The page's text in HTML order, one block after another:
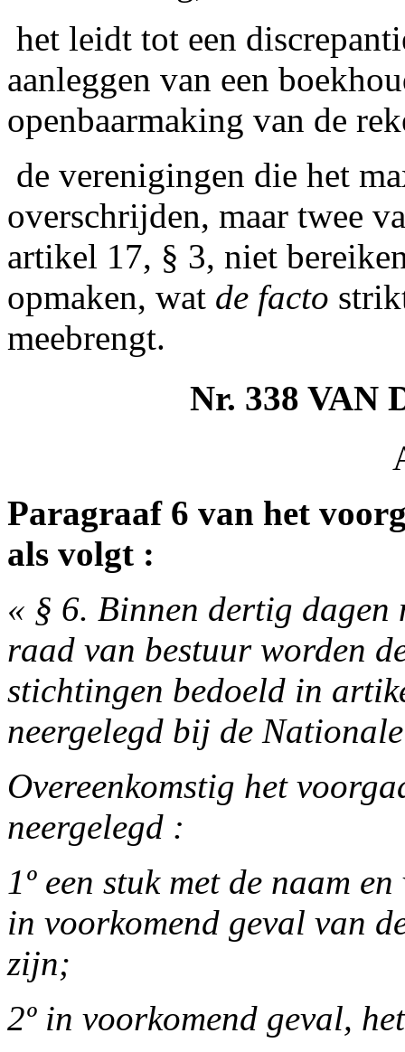
het leidt tot een
aanleggen van een
openbaarmaking van de
de verenigingen die het
overschrijden, maar twee
artikel 17, § 3, niet
opmaken, wat de facto
meebrengt.
Nr. 338 VAN
Paragraaf 6 van het
als volgt :
« § 6. Binnen dertig dagen
raad van bestuur worden
stichtingen bedoeld in
neergelegd bij de
Overeenkomstig het
neergelegd :
1º een stuk met de naam
in voorkomend geval van
zijn;
2º in voorkomend geval,